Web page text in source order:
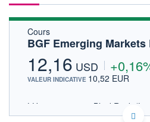
Cours
BGF Emerging
12,16 USD
VALEUR INDICATIVE 10,52 EUR
LU2319963547 - BlackRock
OPCVM DERNIER COURS CONNU